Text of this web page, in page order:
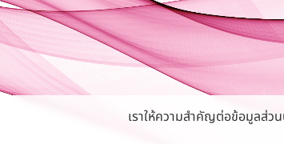
เราให้ความสำคัญต่อข้อมูลส่ว